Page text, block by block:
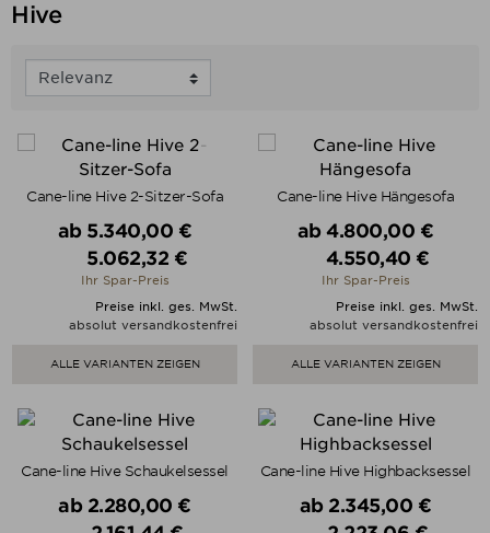
Hive
Cane-line Hive 2-Sitzer-Sofa
Verkaufspreis
ab 5.340,00 €
Preis
5.062,32 €
Ihr Spar-Preis
Preise inkl. ges. MwSt.
absolut versandkostenfrei
ALLE VARIANTEN ZEIGEN
Cane-line Hive Hängesofa
Verkaufspreis
ab 4.800,00 €
Preis
4.550,40 €
Ihr Spar-Preis
Preise inkl. ges. MwSt.
absolut versandkostenfrei
ALLE VARIANTEN ZEIGEN
Cane-line Hive Schaukelsessel
Verkaufspreis
ab 2.280,00 €
Cane-line Hive Highbacksessel
Verkaufspreis
ab 2.345,00 €